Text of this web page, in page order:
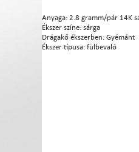
Anyaga: 2.8 gramm/pár 14K
Ékszer színe: sárga
Drágakő ékszerben: Gyémánt
Ékszer típusa: fülbevaló